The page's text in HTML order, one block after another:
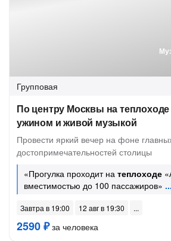
Групповая
По центру Москвы на
ужином и живой музыкой
Провести яркий вечер на фоне
достопримечательностей столицы
«Прогулка проходит на теплоходе
вместимостью до 100 пассажиров»
Завтра в 19:00 12 авг в 19:30
2590 ₽за человека